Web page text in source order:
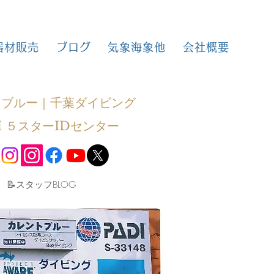
材販売 ブログ 気象海象他 会社概要
ルー｜千葉ダイビング
スターIDセンター
​📝スタッフBLOG